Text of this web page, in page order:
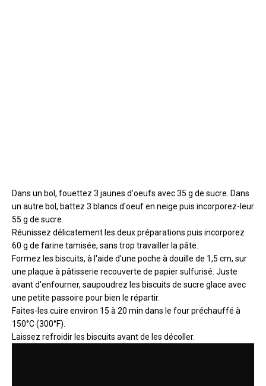
Dans un bol, fouettez 3 jaunes d'oeufs avec 35 g de sucre. Dans
un autre bol, battez 3 blancs d'oeuf en neige puis incorporez-leur
55 g de sucre.
Réunissez délicatement les deux préparations puis incorporez
60 g de farine tamisée, sans trop travailler la pâte.
Formez les biscuits, à l'aide d'une poche à douille de 1,5 cm, sur
une plaque à pâtisserie recouverte de papier sulfurisé. Juste
avant d'enfourner, saupoudrez les biscuits de sucre glace avec
une petite passoire pour bien le répartir.
Faites-les cuire environ 15 à 20 min dans le four préchauffé à
150°C (300°F).
Laissez refroidir les biscuits avant de les décoller.